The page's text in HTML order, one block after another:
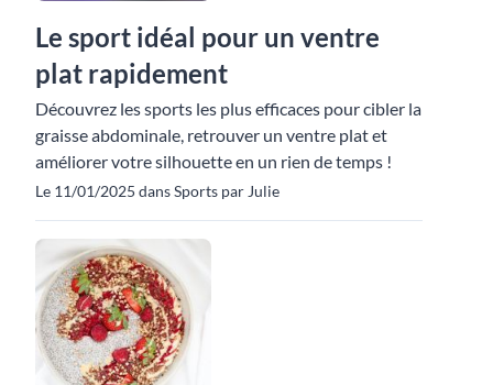
Le sport idéal pour un ventre
plat rapidement
Découvrez les sports les plus efficaces pour cibler la
graisse abdominale, retrouver un ventre plat et
améliorer votre silhouette en un rien de temps !
Le 11/01/2025 dans Sports par Julie